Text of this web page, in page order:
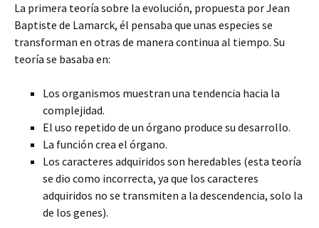
La primera teoría sobre la evolución, propuesta por Jean
Baptiste de Lamarck, él pensaba que unas especies se
transforman en otras de manera continua al tiempo. Su
teoría se basaba en:
Los organismos muestran una tendencia hacia la
complejidad.
El uso repetido de un órgano produce su desarrollo.
La función crea el órgano.
Los caracteres adquiridos son heredables (esta teoría
se dio como incorrecta, ya que los caracteres
adquiridos no se transmiten a la descendencia, solo la
de los genes).